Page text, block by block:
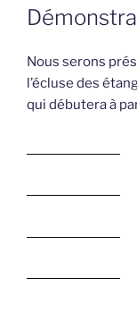
LE
Nous serons
l’écluse des
qui débutera à